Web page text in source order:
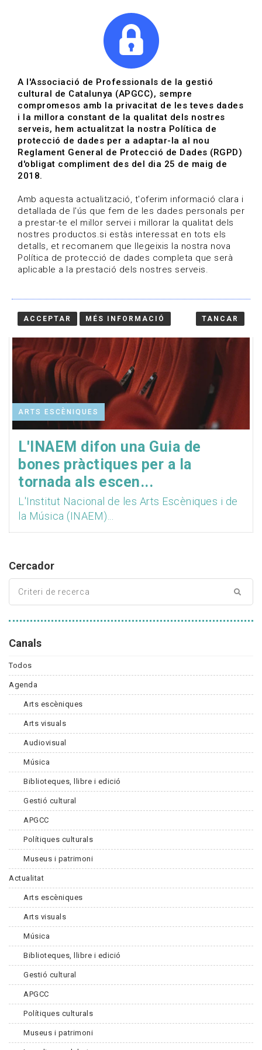
Actualitza't
Vols estar al dia?
HOME / BLOG
Estigues al dia
Convocatòries, activitats i notícies del sector de la
cultura.
ARTS ESCÈNIQUES
L'INAEM difon una Guia de
bones pràctiques per a la
tornada als escen...
L'Institut Nacional de les Arts Escèniques i de
la Música (INAEM)...
Cercador
Canals
Todos
Agenda
Arts escèniques
Arts visuals
Audiovisual
Música
Biblioteques, llibre i edició
Gestió cultural
APGCC
Polítiques culturals
Museus i patrimoni
Actualitat
Arts escèniques
Arts visuals
Música
Biblioteques, llibre i edició
Gestió cultural
APGCC
Polítiques culturals
Museus i patrimoni
A l'Associació de Professionals de la gestió
cultural de Catalunya (APGCC), sempre
compromesos amb la privacitat de les teves dades
i la millora constant de la qualitat dels nostres
serveis, hem actualitzat la nostra Política de
protecció de dades per a adaptar-la al nou
Reglament General de Protecció de Dades (RGPD)
d'obligat compliment des del dia 25 de maig de
2018.
Amb aquesta actualització, t'oferim informació clara i
detallada de l'ús que fem de les dades personals per
a prestar-te el millor servei i millorar la qualitat dels
nostres productos.si estàs interessat en tots els
detalls, et recomanem que llegeixis la nostra nova
Política de protecció de dades completa que serà
aplicable a la prestació dels nostres serveis.
ACCEPTAR MÉS INFORMACIÓ TANCAR